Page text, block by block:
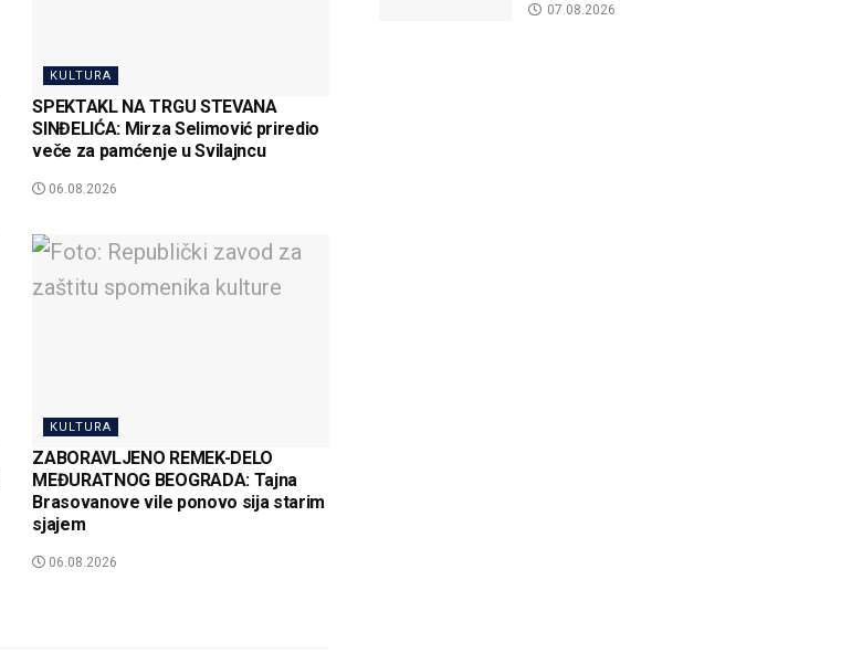
KULTURA
SPEKTAKL NA TRGU STEVANA
SINĐELIĆA: Mirza Selimović priredio
veče za pamćenje u Svilajncu
06.08.2026
KULTURA
ZABORAVLJENO REMEK-DELO
MEĐURATNOG BEOGRADA: Tajna
Brasovanove vile ponovo sija starim
sjajem
06.08.2026
07.08.2026